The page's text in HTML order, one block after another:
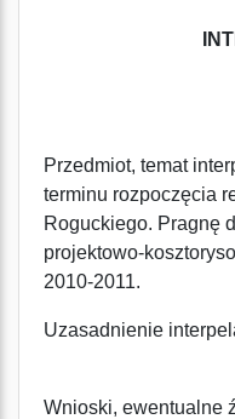
Przedmiot, temat
terminu rozpoczęcia
Roguckiego. Pragnę
projektowo-
2010-2011.
Uzasadnienie
Wnioski, ewentualne